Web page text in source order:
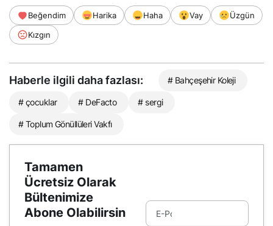
Beğendim Harika Haha Vay
Üzgün
Kızgın
Haberle ilgili daha fazlası: # Bahçeşehir Koleji
# çocuklar # DeFacto # sergi
# Toplum Gönüllüleri Vakfı
Tamamen
Ücretsiz Olarak
Bültenimize
Abone Olabilirsin